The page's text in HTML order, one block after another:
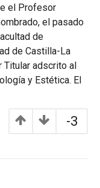
el Profesor
el pasado
de
de Castilla-La
Titular adscrito al
y Estética. El
-3